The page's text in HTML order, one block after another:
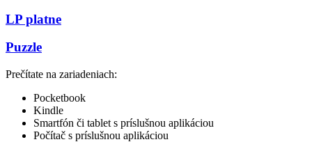
LP platne
Puzzle
Prečítate na zariadeniach:
Pocketbook
Kindle
Smartfón či tablet s príslušnou aplikáciou
Počítač s príslušnou aplikáciou